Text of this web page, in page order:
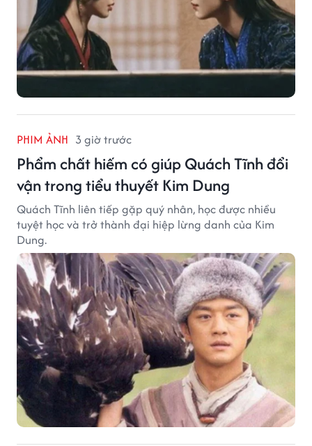
PHIM ẢNH 3 giờ trước
Phẩm chất hiếm có giúp Quách Tĩnh đổi
vận trong tiểu thuyết Kim Dung
Quách Tĩnh liên tiếp gặp quý nhân, học được nhiều
tuyệt học và trở thành đại hiệp lừng danh của Kim
Dung.